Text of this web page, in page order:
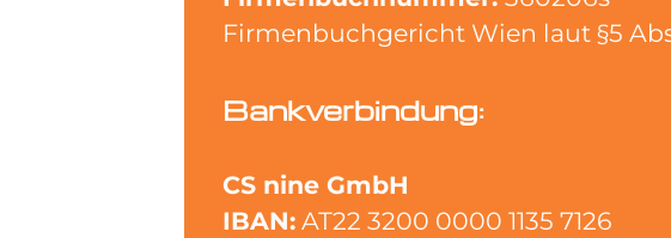
Firmenbuchgericht Wien laut §5 Abs
Bankverbindung:
CS nine GmbH
IBAN:AT22 3200 0000 1135 7126